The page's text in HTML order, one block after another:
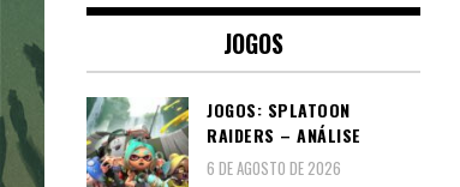
JOGOS
JOGOS: SPLATOON
RAIDERS – ANÁLISE
6 DE AGOSTO DE 2026